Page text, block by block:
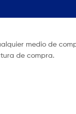
medio de
de compra.